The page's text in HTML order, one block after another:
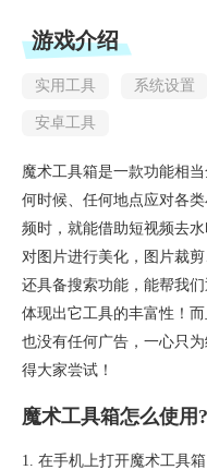
游戏介绍
实用工具 系统设置
安卓工具
魔术工具箱是一款功能相
何时候、任何地点应对各
频时，就能借助短视频去
对图片进行美化，图片裁
还具备搜索功能，能帮我
体现出它工具的丰富性！
也没有任何广告，一心只
得大家尝试！
魔术工具箱怎么使用?
1. 在手机上打开魔术工具